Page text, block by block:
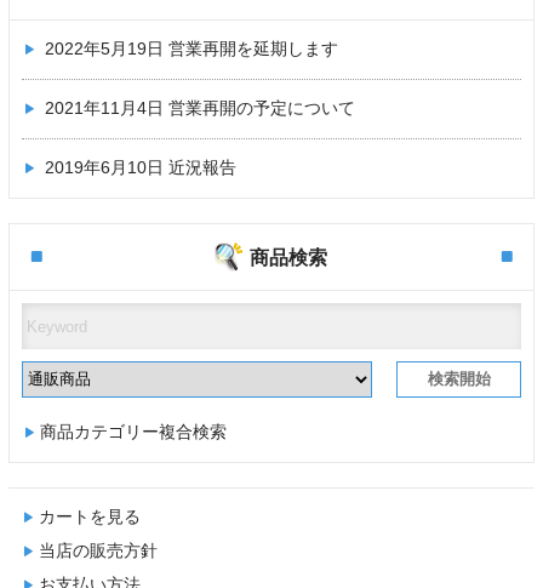
2022年5月19日 営業再開を延期します
2021年11月4日 営業再開の予定について
2019年6月10日 近況報告
商品検索
商品カテゴリー複合検索
カートを見る
当店の販売方針